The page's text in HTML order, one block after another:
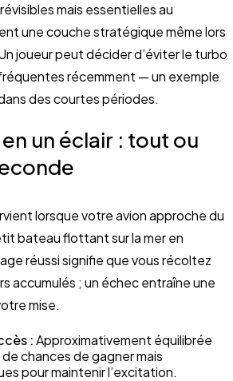
mais essentielles au
une couche stratégique même lors
joueur peut décider d’éviter le turbo
récemment — un exemple
des courtes périodes.
un éclair : tout ou
lorsque votre avion approche du
bateau flottant sur la mer en
réussi signifie que vous récoltez
accumulés ; un échec entraîne une
mise.
:Approximativement équilibrée
chances de gagner mais
pour maintenir l’excitation.